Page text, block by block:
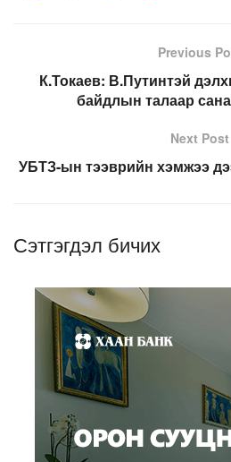
Previous
К.Токаев: В.Путинтэй
байдлын талаар
Next Post
УБТЗ-ын тээврийн хэмжээ
Сэтгэгдэл бичих